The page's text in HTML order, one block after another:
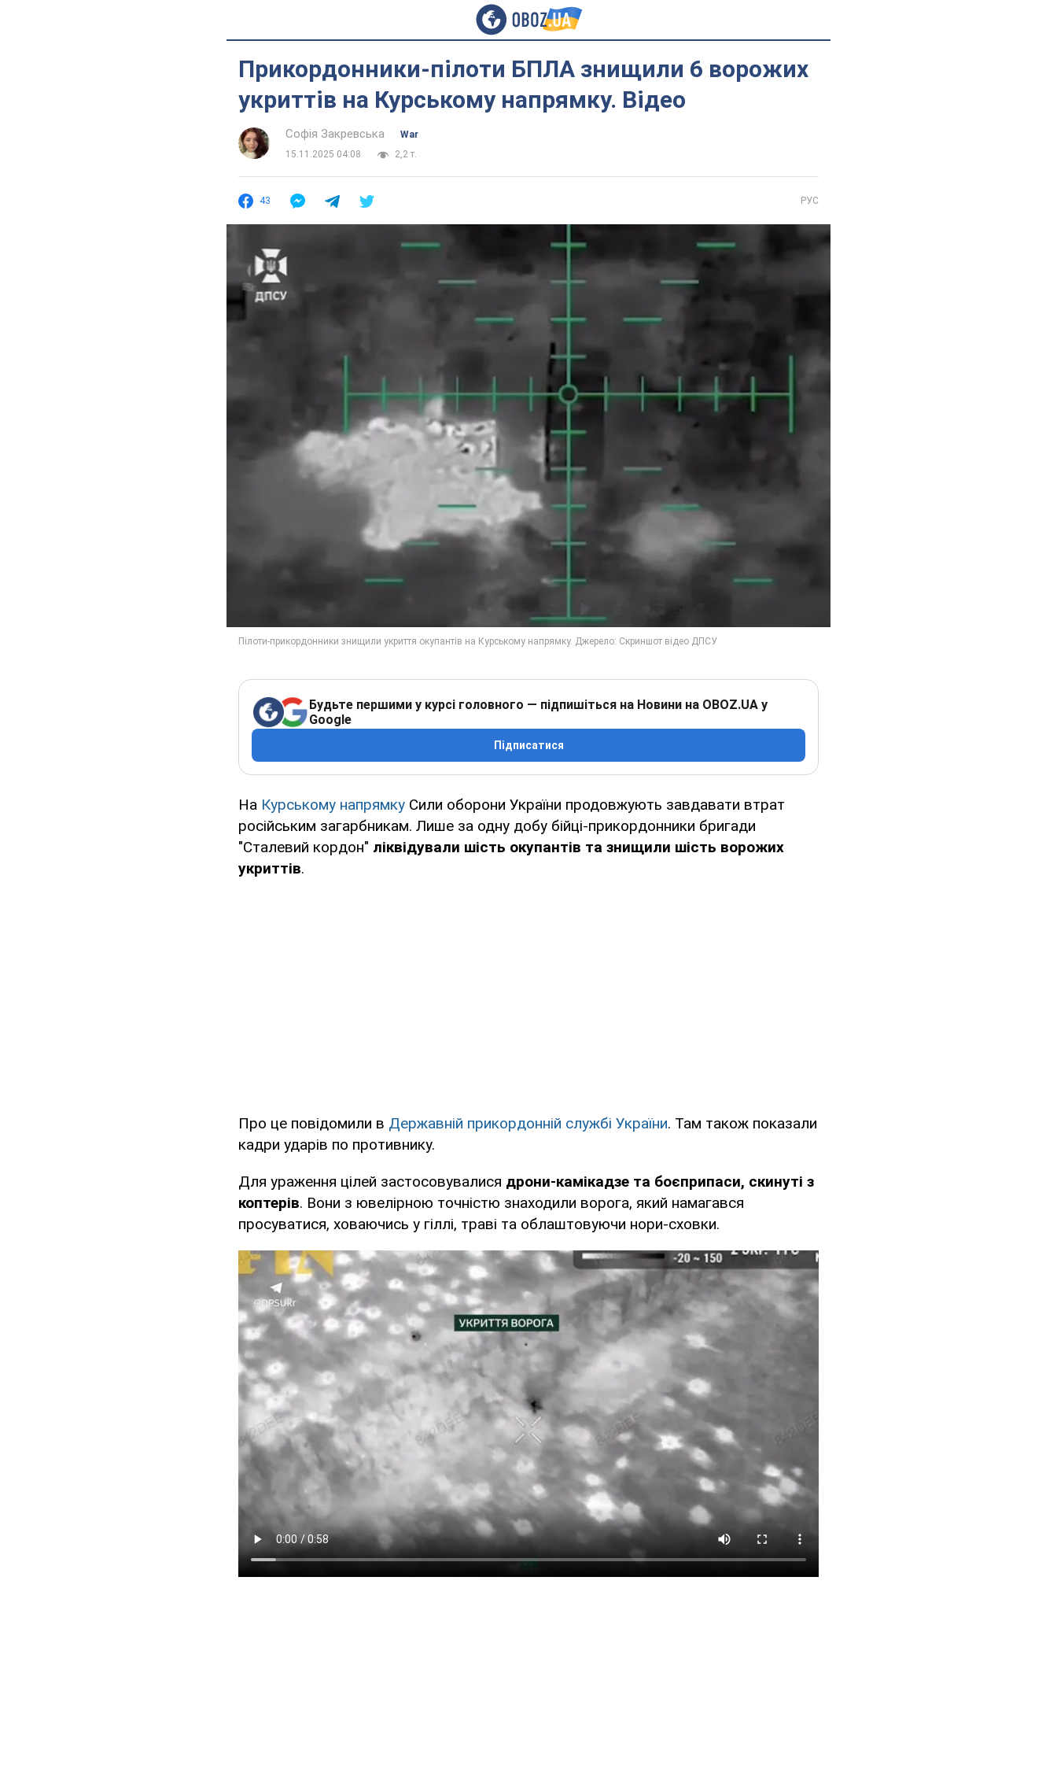
Прикордонники-пілоти БПЛА знищили 6 ворожих
укриттів на Курському напрямку. Відео
Софія Закревська
War
15.11.2025 04:08
2,2 т.
43 РУС
Будьте першими у курсі головного — підпишіться на Новини на OBOZ.UA у
Google
Підписатися
На Курському напрямку Сили оборони України продовжують завдавати втрат
російським загарбникам. Лише за одну добу бійці-прикордонники бригади
"Сталевий кордон" ліквідували шість окупантів та знищили шість ворожих
укриттів.
Про це повідомили в Державній прикордонній службі України. Там також показали
кадри ударів по противнику.
Для ураження цілей застосовувалися дрони-камікадзе та боєприпаси, скинуті з
коптерів. Вони з ювелірною точністю знаходили ворога, який намагався
просуватися, ховаючись у гіллі, траві та облаштовуючи нори-сховки.